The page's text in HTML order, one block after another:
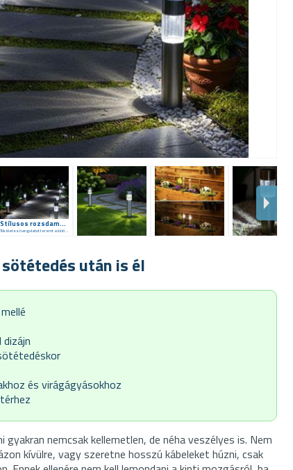
Stílusos rozsdamentes acél dizájn
Tökéletes hangulatot teremt a kinti esti időtöltéshez
után is él
és virágágyásokhoz
nemcsak kellemetlen, de néha veszélyes is. Nem
kívülre, vagy szeretne hosszú kábeleket húzni, csak